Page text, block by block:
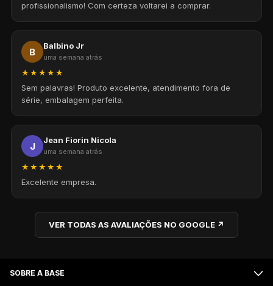
profissionalismo! Com certeza voltarei a comprar.
B
Balbino Jr
uma semana atrás
★★★★★
Sem palavras! Produto excelente, atendimento fora de
série, embalagem perfeita.
J
Jean Fiorin Nicola
uma semana atrás
★★★★★
Excelente empresa.
VER TODAS AS AVALIAÇÕES NO GOOGLE ↗
SOBRE A BASE